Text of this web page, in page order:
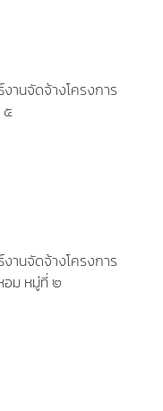
านจัดจ้างโครงการ
๕
านจัดจ้างโครงการ
ม หมู่ที่ ๒